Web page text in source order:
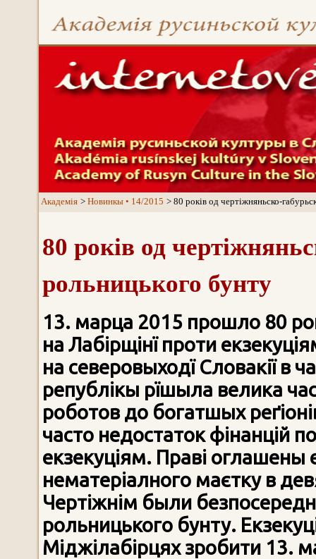
Aкадемія Новинкы • 14/2015 80 років од чертіжняньско-
80 років од
рольницького бунту
13. марца 2015 прошло 80
на Лабірщінї проти
на северовыходї Словакії в
републікы рїшыла велика
роботов до богатшых
часто недостаток фінанцій
екзекуціям. Праві оглашены
нематеріалного маєтку в
Чертіжнім были
рольницького бунту.
Міджілабірцях зробити 13.